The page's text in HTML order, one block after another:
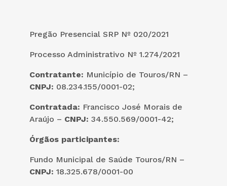
Pregão Presencial SRP Nº 020/2021
Processo Administrativo Nº 1.274/2021
Contratante: Município de Touros/RN –
CNPJ: 08.234.155/0001-02;
Contratada: Francisco José Morais de
Araújo – CNPJ: 34.550.569/0001-42;
Órgãos participantes:
Fundo Municipal de Saúde Touros/RN –
CNPJ: 18.325.678/0001-00